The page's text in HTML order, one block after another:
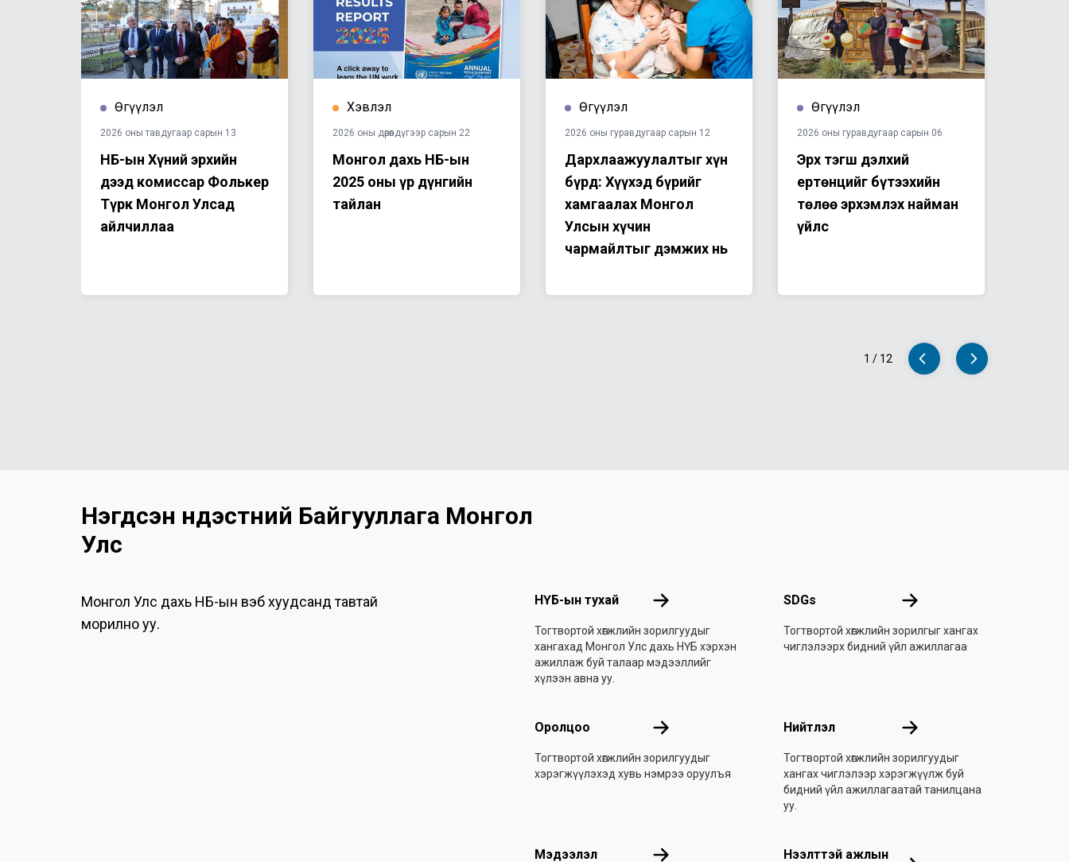
Өгүүлэл
2026 оны тавдугаар сарын 13
НҮБ-ын Хүний эрхийн
дээд комиссар Фолькер
Түрк Монгол Улсад
айлчиллаа
Хэвлэл
2026 оны дөрөвдүгээр сарын 22
Монгол дахь НҮБ-ын
2025 оны үр дүнгийн
тайлан
Өгүүлэл
2026 оны гуравдугаар сарын 12
Дархлаажуулалтыг хүн
бүрд: Хүүхэд бүрийг
хамгаалах Монгол
Улсын хүчин
чармайлтыг дэмжих нь
Өгүүлэл
2026 оны гуравдугаар сарын 06
Эрх тэгш дэлхий
ертөнцийг бүтээхийн
төлөө эрхэмлэх найман
үйлс
1 / 12
Нэгдсэн Үндэстний Байгууллага Монгол
Улс
Монгол Улс дахь НҮБ-ын вэб хуудсанд тавтай
морилно уу.
НҮБ-ын тухай НҮБ-ын тухай
Тогтвортой хөгжлийн зорилгуудыг
хангахад Монгол Улс дахь НҮБ хэрхэн
ажиллаж буй талаар мэдээллийг
хүлээн авна уу.
SDGs SDGs
Тогтвортой хөгжлийн зорилгыг хангах
чиглэлээрх бидний үйл ажиллагаа
Оролцоо Оролцоо
Тогтвортой хөгжлийн зорилгуудыг
хэрэгжүүлэхэд хувь нэмрээ оруулъя
Нийтлэл Нийтлэл
Тогтвортой хөгжлийн зорилгуудыг
хангах чиглэлээр хэрэгжүүлж буй
бидний үйл ажиллагаатай танилцана
уу.
Мэдээлэл Мэдээлэл Нээлттэй ажлын